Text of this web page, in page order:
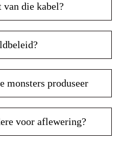
die kabel?
monsters produseer
voor aflewering?